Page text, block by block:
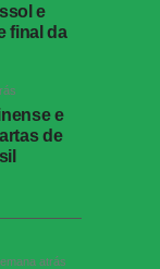
e
final da
e
de
atrás